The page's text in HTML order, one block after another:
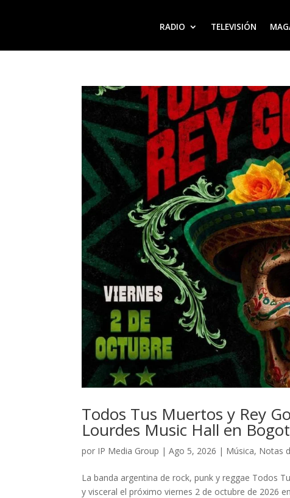
RADIO TELEVISIÓN
Todos Tus Muertos y Rey
Lourdes Music Hall en
por IP Media Group |Ago 5, 2026 | Música, Notas
La banda argentina de rock, punk y reggae Todos
y visceral el próximo viernes 2 de octubre de 2026